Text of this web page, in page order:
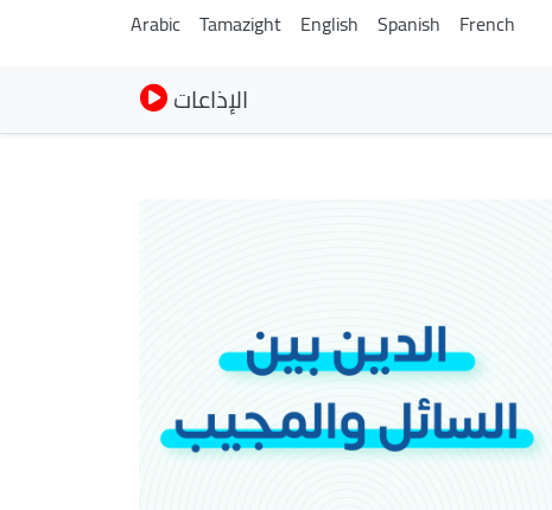
Arabic Tamazight English Spanish French
الإذاعات